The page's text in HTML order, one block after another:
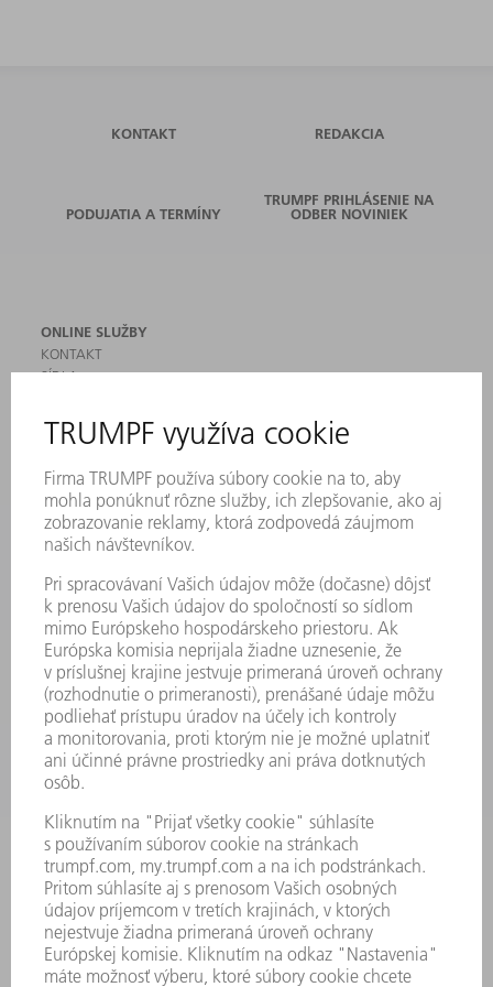
KONTAKT REDAKCIA
PODUJATIA A TERMÍNY
TRUMPF PRIHLÁSENIE NA
ODBER NOVINIEK
ONLINE SLUŽBY
KONTAKT
SÍDLA
PRIHLÁSENIE NA ODBER NOVINIEK
KARTA BEZPEČNOSTNÝCH ÚDAJOV
STROJE & SYSTÉMY
LASER
VÝKONOVÁ ELEKTRONIKA
ELEKTRICKÉ RUČNÉ NÁRADIE
SMART FACTORY
SOFTVÉR
SLUŽBY
APLIKÁCIE
ODVETVIA
PODNIK
KARIÉRA
PONUKY PRACOVNÝCH MIEST
PROFIL FIRMY
PREDSTAVENSTVO
SPRÁVA O HOSPODÁRENÍ
FIREMNÉ PRINCÍPY
ZHODA
SYSTÉM OZNAMOVANIA
SECURITY
TLAČOVÉ SPRÁVY
ČASOPISY
STABILITA
ŽIVOTNÉ PROSTREDIE & KLÍMA